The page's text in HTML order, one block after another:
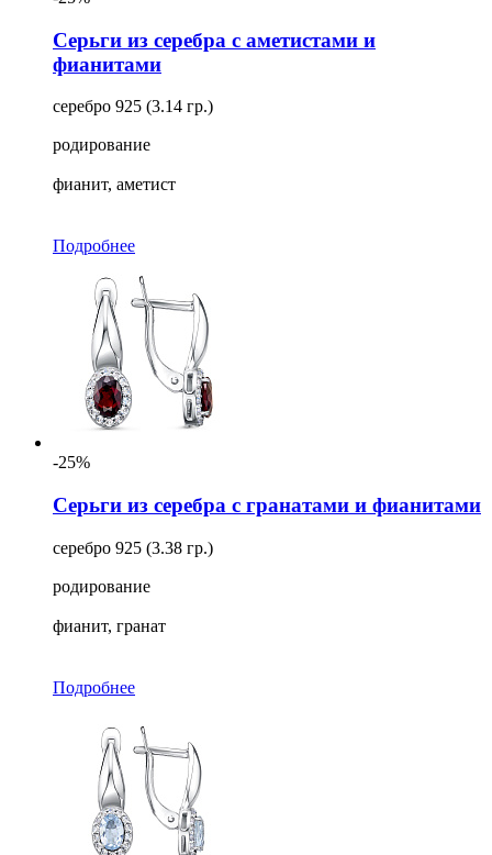
Серьги из серебра с аметистами и
фианитами
серебро 925 (3.14 гр.)
родирование
фианит, аметист
Подробнее
-25%
Серьги из серебра с гранатами и фианитами
серебро 925 (3.38 гр.)
родирование
фианит, гранат
Подробнее